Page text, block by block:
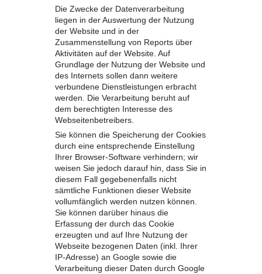
Die Zwecke der Datenverarbeitung
liegen in der Auswertung der Nutzung
der Website und in der
Zusammenstellung von Reports über
Aktivitäten auf der Website. Auf
Grundlage der Nutzung der Website und
des Internets sollen dann weitere
verbundene Dienstleistungen erbracht
werden. Die Verarbeitung beruht auf
dem berechtigten Interesse des
Webseitenbetreibers.
Sie können die Speicherung der Cookies
durch eine entsprechende Einstellung
Ihrer Browser-Software verhindern; wir
weisen Sie jedoch darauf hin, dass Sie in
diesem Fall gegebenenfalls nicht
sämtliche Funktionen dieser Website
vollumfänglich werden nutzen können.
Sie können darüber hinaus die
Erfassung der durch das Cookie
erzeugten und auf Ihre Nutzung der
Webseite bezogenen Daten (inkl. Ihrer
IP-Adresse) an Google sowie die
Verarbeitung dieser Daten durch Google